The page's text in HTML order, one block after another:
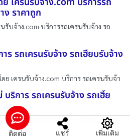
ง ราคาถูก
รับจ้าง.com บริการรถเครนรับจ้าง รถ
ร รถเครนรับจ้าง รถเฮี๊ยบรับจ้าง
ย เครนรับจ้าง.com บริการ รถเครนรับจ้า
บริการ รถเครนรับจ้าง รถเฮี๊ย
ารโดย เครนรับจ้าง.com บริการ รถเครน
ติดต่อ แชร์ เพิ่มเติม